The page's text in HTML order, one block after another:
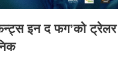
इन द फग’को ट्रेलर